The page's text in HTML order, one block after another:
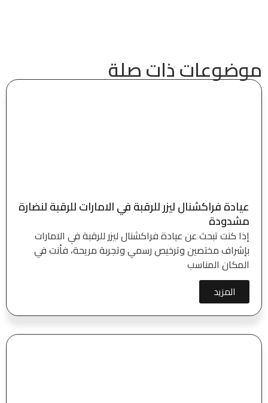
موضوعات ذات صلة
عيادة فراكشنال ليزر للرقبة في الامارات للرقبة لنضارة
مشدودة
إذا كنت تبحث عن عيادة فراكشنال ليزر للرقبة في الامارات
بإشراف مختصين وترخيص رسمي وتجربة مريحة، فأنت في
المكان المناسب
المزيد